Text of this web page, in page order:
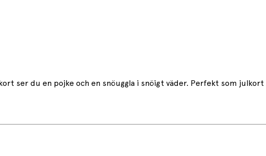
ser du en pojke och en snöuggla i snöigt väder. Perfekt som